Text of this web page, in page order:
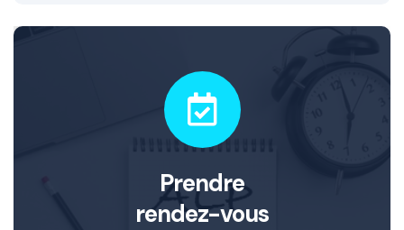
Prendre
rendez-vous